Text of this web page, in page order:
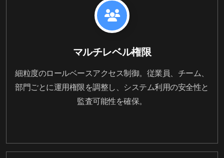
マルチレベル権限
細粒度のロールベースアクセス制御。従業員、チーム、
部門ごとに運用権限を調整し、システム利用の安全性と
監査可能性を確保。